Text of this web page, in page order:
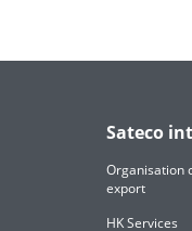
Sateco
Organisation
export
HK Services